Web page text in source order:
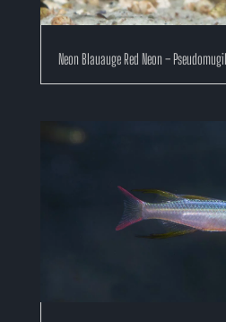
Neon Blauauge Red Neon –